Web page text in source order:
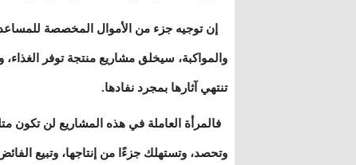
إن توجيه جزء من الأموال المخصصة
والمواكبة، سيخلق مشاريع منتجة توفر
تنتهي آثارها بمجرد نفادها.
فالمرأة العاملة في هذه المشاريع لن
وتحصد، وتستهلك جزءًا من إنتاجها، وتبيع